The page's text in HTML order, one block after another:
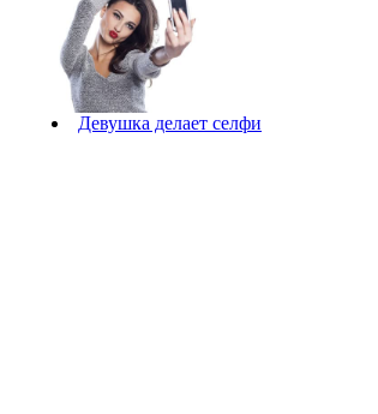
Девушка делает селфи